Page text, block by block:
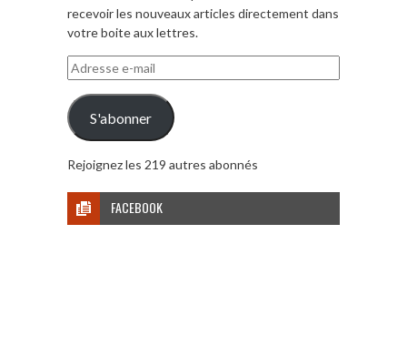
recevoir les nouveaux articles directement dans
votre boite aux lettres.
Adresse
e-
mail
S'abonner
Rejoignez les 219 autres abonnés
FACEBOOK